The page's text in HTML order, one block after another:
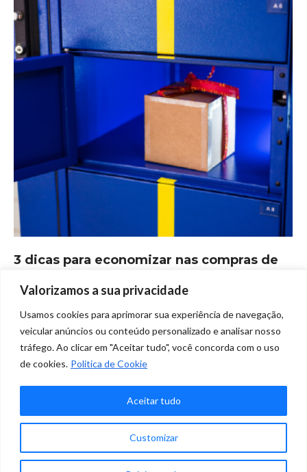
Valorizamos a sua privacidade
Usamos cookies para aprimorar sua experiência de navegação,
veicular anúncios ou conteúdo personalizado e analisar nosso
tráfego. Ao clicar em "Aceitar tudo", você concorda com o uso
de cookies. Politica de Cookie
Customizar
Aceitar tudo
3 dicas para economizar nas compras de
Deixe um comentário
3 dicas para quem deseja economizar nas compras de Natal em
2021!
4 5